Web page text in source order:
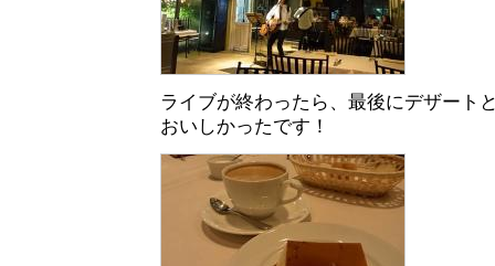
ライブが終わったら、最後にデザート
おいしかったです！